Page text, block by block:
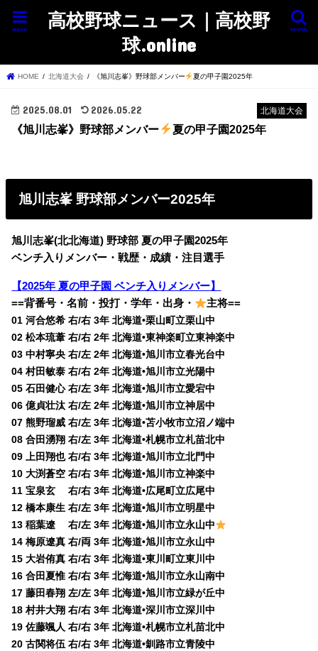
高校野球ニュース｜高校野
球.online
search
menu
HOME 北海道大会 《旭川志峯》野球部メンバー 夏の甲子園2025年
北海道大会
2025.08.01 2026.05.22
《旭川志峯》野球部メンバー 夏の甲子園2025年
旭川志峯 野球部メンバー2025年
旭川志峯(北北海道) 野球部 夏の甲子園2025年
ベンチ入りメンバー・戦歴・成績・注目選手
【2025年 夏の甲子園 ベンチ入りメンバー】
==背番号・名前・投打・学年・出身・
主将==
01 河合悠希 右/右 3年 北海道•栗山町立栗山中
02 松本琉葦 右/右 2年 北海道•東神楽町立東神楽中
03 中村寧央 右/左 2年 北海道•旭川市立春光台中
04 村田敏泰 右/右 2年 北海道•旭川市立光陽中
05 石田健心 右/左 3年 北海道•旭川市立愛宕中
06 億貞壮汰 右/左 2年 北海道•旭川市立神居中
07 熊野瑠威 右/左 3年 北海道•苫小牧市立沼ノ端中
08 合田湧翔 右/左 3年 北海道•札幌市立札苗北中
09 上田翔也 右/右 3年 北海道•旭川市立北門中
10 大渕蒼空 右/右 3年 北海道•旭川市立神楽中
11 宝泉玄 右/右 3年 北海道•広尾町立広尾中
12 橋本康生 右/左 3年 北海道•旭川市立明星中
13 稲葉遼 右/左 3年 北海道•旭川市立永山中
14 梅原遼真 右/両 3年 北海道•旭川市立永山中
15 大岩侑真 右/右 3年 北海道•東川町立東川中
16 合田夏惟 右/右 3年 北海道•旭川市立永山南中
17 藤田春翔 左/左 3年 北海道•旭川市立緑が丘中
18 村井大翔 右/右 3年 北海道•深川市立深川中
19 佐藤颯人 右/右 3年 北海道•札幌市立札苗北中
20 古関将伍 右/右 3年 北海道•釧路市立青陵中